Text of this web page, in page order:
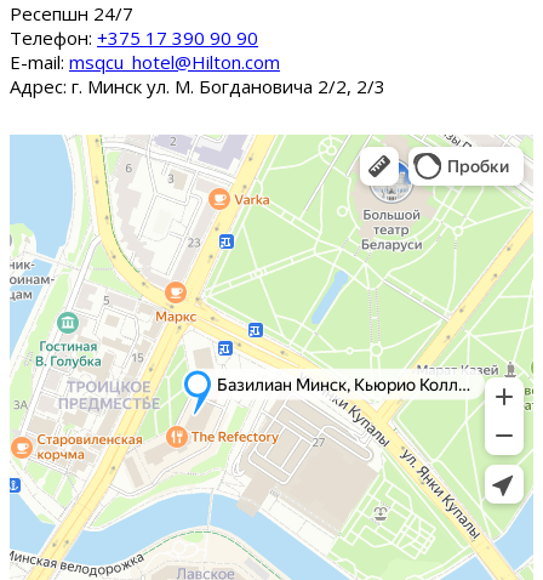
Ресепшн 24/7
Tелефон: +375 17 390 90 90
E-mail: msqcu_hotel@Hilton.com
Адрес: г. Минск ул. М. Богдановича 2/2, 2/3